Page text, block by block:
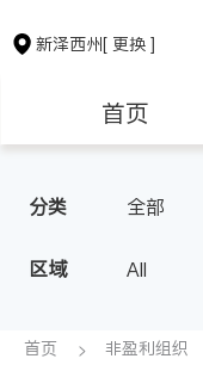
新泽西州[ 更换 ]
首页
保险理财
银行贷款
分类 全部
区域 All
首页 非盈利组织